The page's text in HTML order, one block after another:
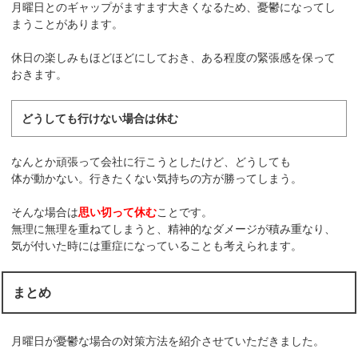
月曜日とのギャップがますます大きくなるため、憂鬱になってし
まうことがあります。
休日の楽しみもほどほどにしておき、ある程度の緊張感を保って
おきます。
どうしても行けない場合は休む
なんとか頑張って会社に行こうとしたけど、どうしても
体が動かない。行きたくない気持ちの方が勝ってしまう。
そんな場合は思い切って休むことです。
無理に無理を重ねてしまうと、精神的なダメージが積み重なり、
気が付いた時には重症になっていることも考えられます。
まとめ
月曜日が憂鬱な場合の対策方法を紹介させていただきました。